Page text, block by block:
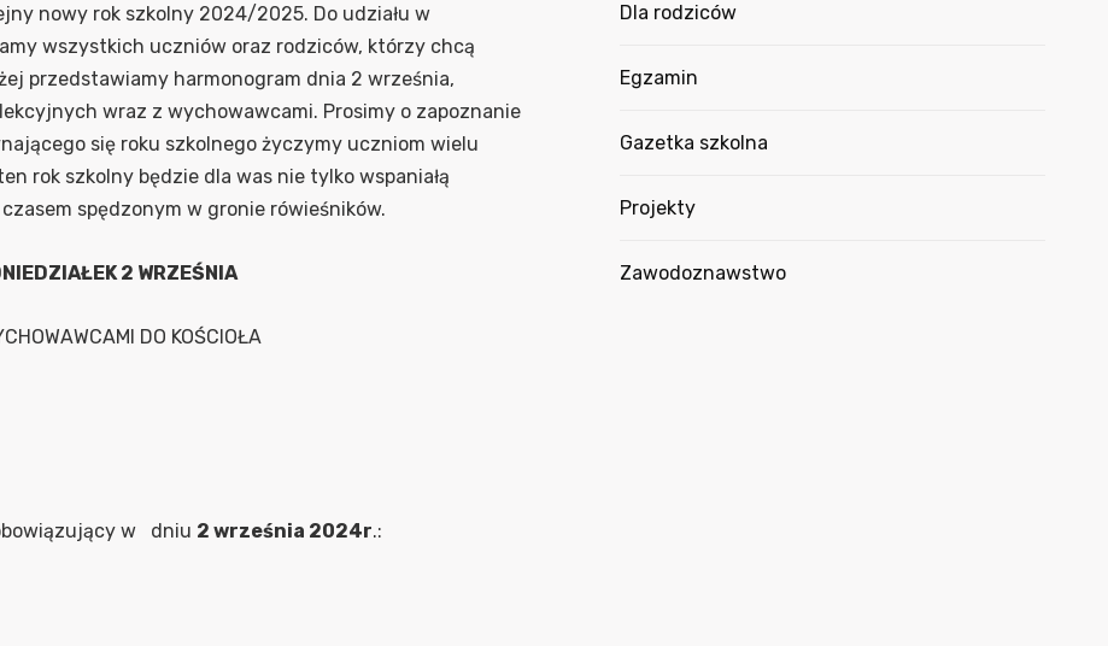
nowy rok szkolny 2024/2025. Do udziału w
wszystkich uczniów oraz rodziców, którzy chcą
przedstawiamy harmonogram dnia 2 września,
wraz z wychowawcami. Prosimy o zapoznanie
się roku szkolnego życzymy uczniom wielu
rok szkolny będzie dla was nie tylko wspaniałą
spędzonym w gronie rówieśników.
2 WRZEŚNIA
DO KOŚCIOŁA
w dniu 2 września 2024r.:
Dla rodziców
Egzamin
Gazetka szkolna
Projekty
Zawodoznawstwo